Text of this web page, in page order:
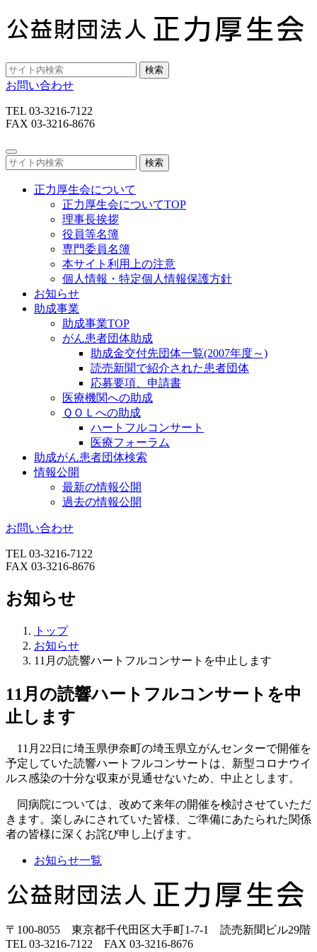
検索
お問い合わせ
TEL 03-3216-7122
FAX 03-3216-8676
検索
正力厚生会について
正力厚生会についてTOP
理事長挨拶
役員等名簿
専門委員名簿
本サイト利用上の注意
個人情報・特定個人情報保護方針
お知らせ
助成事業
助成事業TOP
がん患者団体助成
助成金交付先団体一覧(2007年度～)
読売新聞で紹介された患者団体
応募要項、申請書
医療機関への助成
ＱＯＬへの助成
ハートフルコンサート
医療フォーラム
助成がん患者団体検索
情報公開
最新の情報公開
過去の情報公開
お問い合わせ
TEL 03-3216-7122
FAX 03-3216-8676
お知らせ
トップ
お知らせ
11月の読響ハートフルコンサートを中止します
11月の読響ハートフルコンサートを中
止します
11月22日に埼玉県伊奈町の埼玉県立がんセンターで開催を
予定していた読響ハートフルコンサートは、新型コロナウイ
ルス感染の十分な収束が見通せないため、中止とします。
同病院については、改めて来年の開催を検討させていただ
きます。楽しみにされていた皆様、ご準備にあたられた関係
者の皆様に深くお詫び申し上げます。
お知らせ一覧
生
〒100-8055 東京都千代田区大手町1-7-1 読売新聞ビル29階
TEL 03-3216-7122 FAX 03-3216-8676